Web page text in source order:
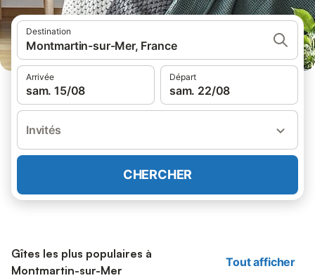
Destination
Montmartin-sur-Mer, France
Arrivée
sam. 15/08
Départ
sam. 22/08
Invités
CHERCHER
Gîtes les plus populaires à
Montmartin-sur-Mer
Tout afficher